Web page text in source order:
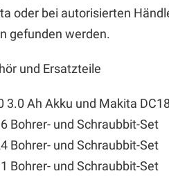
oder bei autorisierten
gefunden werden.
und Ersatzteile
3.0 Ah Akku und Makita
Bohrer- und Schraubbit-Set
Bohrer- und Schraubbit-Set
Bohrer- und Schraubbit-Set